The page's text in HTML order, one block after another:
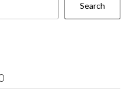
Search
Price